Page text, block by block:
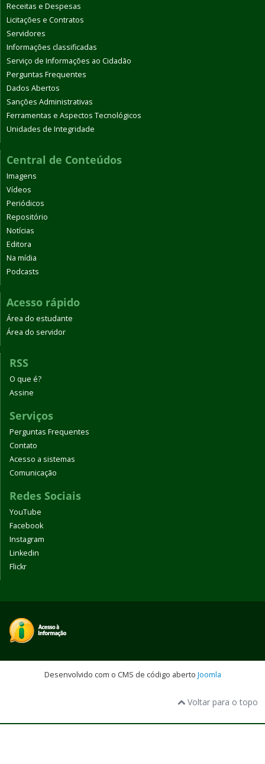
Receitas e Despesas
Licitações e Contratos
Servidores
Informações classificadas
Serviço de Informações ao Cidadão
Perguntas Frequentes
Dados Abertos
Sanções Administrativas
Ferramentas e Aspectos Tecnológicos
Unidades de Integridade
Central de Conteúdos
Imagens
Vídeos
Periódicos
Repositório
Notícias
Editora
Na mídia
Podcasts
Acesso rápido
Área do estudante
Área do servidor
RSS
O que é?
Assine
Serviços
Perguntas Frequentes
Contato
Acesso a sistemas
Comunicação
Redes Sociais
YouTube
Facebook
Instagram
Linkedin
Flickr
Desenvolvido com o CMS de código aberto Joomla
Voltar para o topo